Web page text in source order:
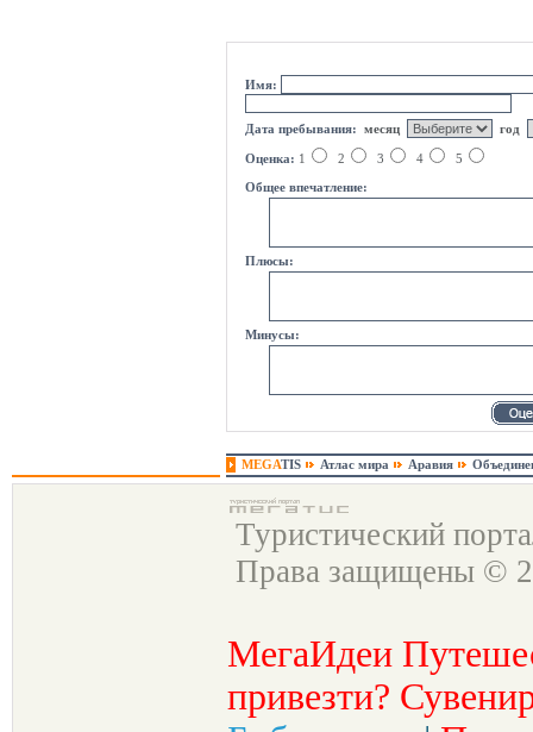
Имя:
Дата пребывания: месяц год
Оценка: 1 2 3 4
5
Общее впечатление:
Плюсы:
Минусы:
MEGATIS Атлас мира Аравия
Туристический
Права защищены ©
МегаИдеи
привезти?